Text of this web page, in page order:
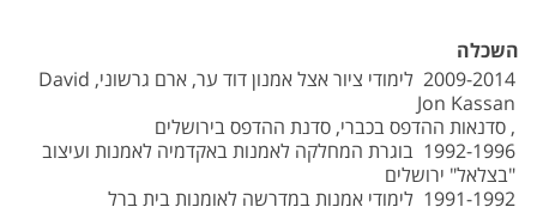
השכלה
2009-2014 לימודי ציור אצל אמנון דוד ער, ארם גרשוני, David
Jon Kassan
, סדנאות ההדפס בכברי, סדנת ההדפס בירושלים
1992-1996 בוגרת המחלקה לאמנות באקדמיה לאמנות ועיצוב
"בצלאל" ירושלים
1991-1992 לימודי אמנות במדרשה לאומנות בית ברל